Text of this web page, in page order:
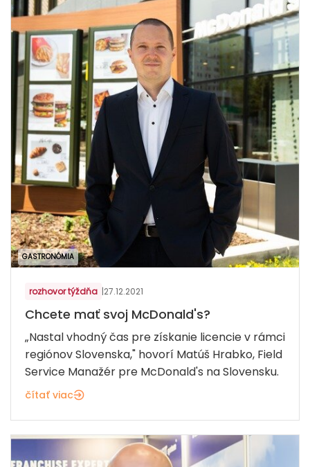
GASTRONÓMIA
rozhovor týždňa |27.12.2021
Chcete mať svoj McDonald's?
„Nastal vhodný čas pre získanie licencie v rámci
regiónov Slovenska," hovorí Matúš Hrabko, Field
Service Manažér pre McDonald's na Slovensku.
čítať viac